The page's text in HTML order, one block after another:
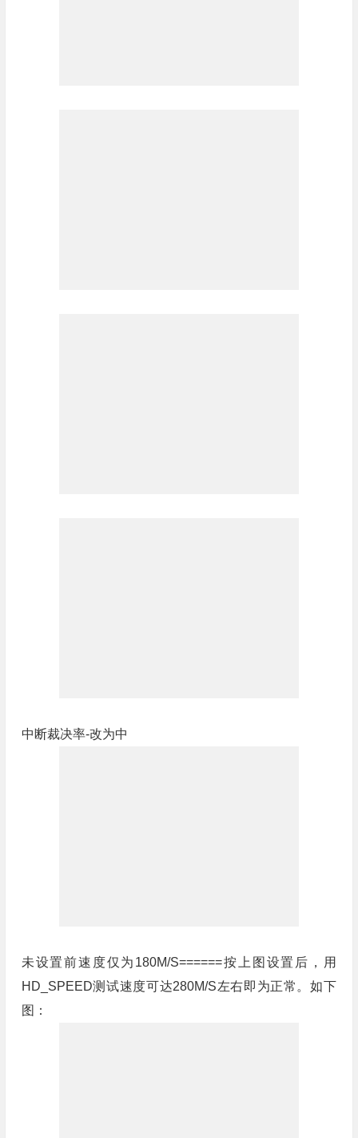
中断裁决率-改为中
未设置前速度仅为180M/S======按上图设置后，用
HD_SPEED测试速度可达280M/S左右即为正常。如下
图：